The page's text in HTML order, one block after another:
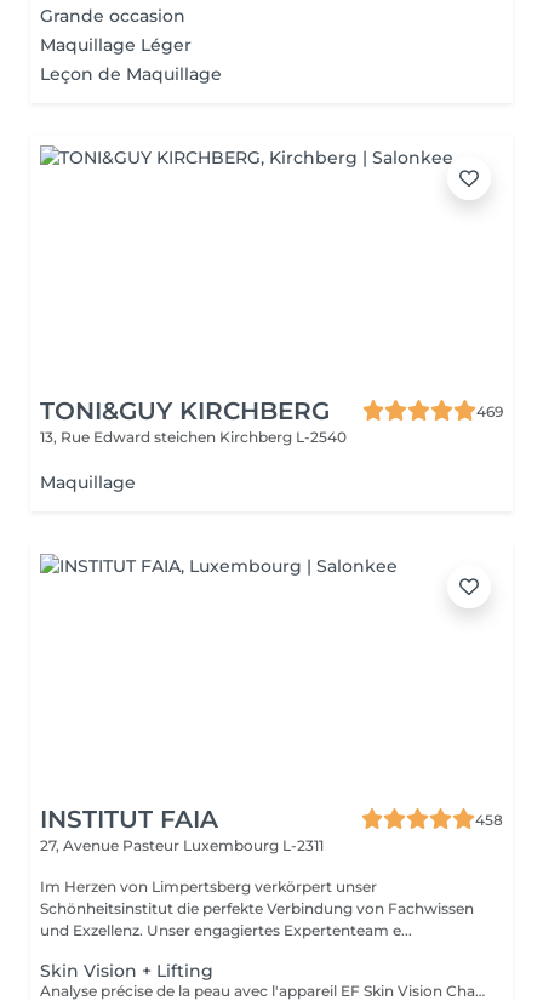
Grande occasion
Maquillage Léger
Leçon de Maquillage
TONI&GUY KIRCHBERG
469
13, Rue Edward steichen Kirchberg L-2540
Maquillage
INSTITUT FAIA
458
27, Avenue Pasteur Luxembourg L-2311
Im Herzen von Limpertsberg verkörpert unser
Schönheitsinstitut die perfekte Verbindung von Fachwissen
und Exzellenz. Unser engagiertes Expertenteam e...
Skin Vision + Lifting
Analyse précise de la peau avec l'appareil EF Skin Vision Chaque peau étant unique, nous analysons ensemble les besoins actuels de votre peau. L'appareil diagnostic effectue une analyse complète. Il détermine l'identité de votre peau en quelques minutes, en se basant sur 9 paramètres spécifiques: hydratation, excès de sébum, élasticité, desquamation, pores, taches pigmentaires, rides pattes d'oie, rides du front, couperose. Soin anti-âge liftant pour une peau plus ferme. Les produits pénètrent profondément grâce au, Sono Lifter qui permet également d'agir sur les cicatrices d'acné. Le relâchement de la peau, les rides et les rides d'expression sont atténuées grâce au RF Tightener. Pour raffermir et redessiner l'ovale du visage.